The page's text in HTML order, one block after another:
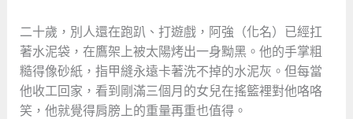
二十歲，別人還在跑趴、打遊戲，阿強（化名）已經扛
著水泥袋，在鷹架上被太陽烤出一身黝黑。他的手掌粗
糙得像砂紙，指甲縫永遠卡著洗不掉的水泥灰。但每當
他收工回家，看到剛滿三個月的女兒在搖籃裡對他咯咯
笑，他就覺得肩膀上的重量再重也值得。